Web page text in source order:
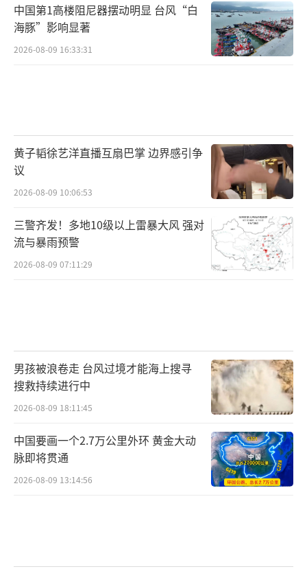
中国第1高楼阻尼器摆动明显 台风“白
海豚”影响显著
2026-08-09 16:33:31
黄子韬徐艺洋直播互扇巴掌 边界感引争
议
2026-08-09 10:06:53
三警齐发！多地10级以上雷暴大风 强对
流与暴雨预警
2026-08-09 07:11:29
男孩被浪卷走 台风过境才能海上搜寻
搜救持续进行中
2026-08-09 18:11:45
中国要画一个2.7万公里外环 黄金大动
脉即将贯通
2026-08-09 13:14:56